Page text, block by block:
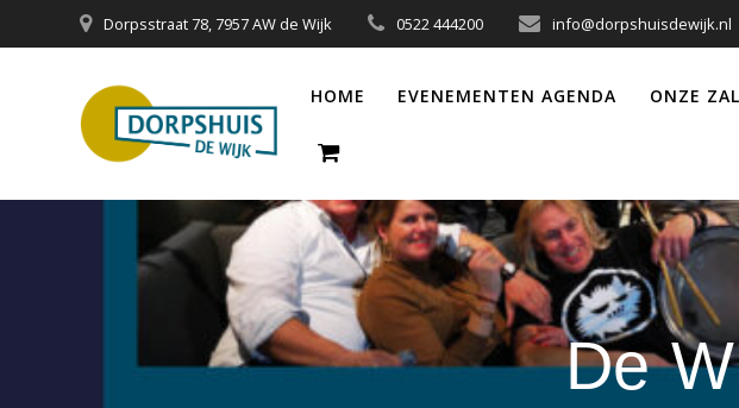
naar
Dorpsstraat 78, 7957 AW de Wijk 0522 444200 info@dorpshuisdewijk.nl
HOME EVENEMENTEN AGENDA ONZE
De